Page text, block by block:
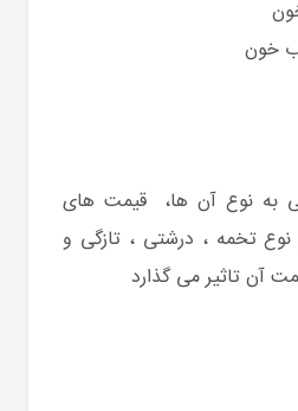
خون
به نوع آن ها، قیمت های
نوع تخمه ، درشتی ، تازگی و
آن تاثیر می گذارد